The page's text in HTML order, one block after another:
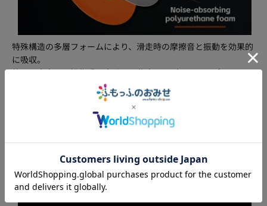
特殊構造の多層フォームにより、滑走時の摩擦音と振動を効果的
に吸収。
静かで安定した操作感を実現し、集中したプレイをサポートしま
超精密滑走 ― 安定したエイムとスムーズな動